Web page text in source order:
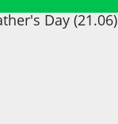
Day (21.06)